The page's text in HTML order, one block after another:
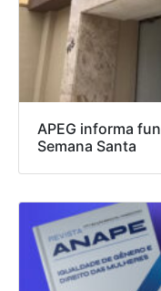
APEG informa
Semana Santa